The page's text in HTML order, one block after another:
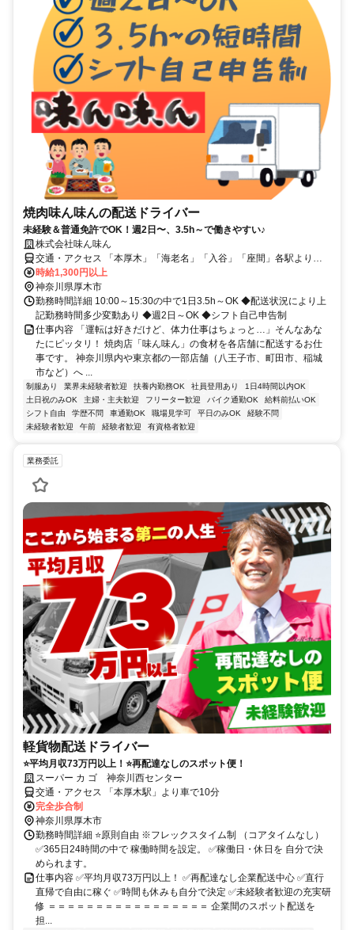
焼肉味ん味んの配送ドライバー
未経験＆普通免許でOK！週2日〜、3.5h～で働きやすい♪
株式会社味ん味ん
交通・アクセス 「本厚木」「海老名」「入谷」「座間」各駅より車
で16～18分
時給1,300円以上
神奈川県厚木市
勤務時間詳細 10:00～15:30の中で1日3.5h～OK ◆配送状況により上
記勤務時間多少変動あり ◆週2日～OK ◆シフト自己申告制
仕事内容 「運転は好きだけど、体力仕事はちょっと…」そんなあな
たにピッタリ！ 焼肉店「味ん味ん」の食材を各店舗に配送するお仕
事です。 神奈川県内や東京都の一部店舗（八王子市、町田市、稲城
市など）へ ...
制服あり 業界未経験者歓迎 扶養内勤務OK 社員登用あり
1日4時間以内OK
土日祝のみOK
主婦・主夫歓迎 フリーター歓迎 バイク通勤OK
給料前払いOK
シフト自由
学歴不問 車通勤OK 職場見学可 平日のみOK
経験不問
未経験者歓迎
午前 経験者歓迎 有資格者歓迎
業務委託
軽貨物配送ドライバー
⭐平均月収73万円以上！⭐再配達なしのスポット便！
スーパー カ ゴ 神奈川西センター
交通・アクセス 「本厚木駅」より車で10分
完全歩合制
神奈川県厚木市
勤務時間詳細 ⭐原則自由 ※フレックスタイム制 （コアタイムなし）
✅365日24時間の中で 稼働時間を設定。 ✅稼働日・休日を 自分で決
められます。
仕事内容 ✅平均月収73万円以上！ ✅再配達なし企業配送中心 ✅直行
直帰で自由に稼ぐ ✅時間も休みも自分で決定 ✅未経験者歓迎の充実研
修 ＝＝＝＝＝＝＝＝＝＝＝＝＝＝＝＝＝ 企業間のスポット配送を
担...